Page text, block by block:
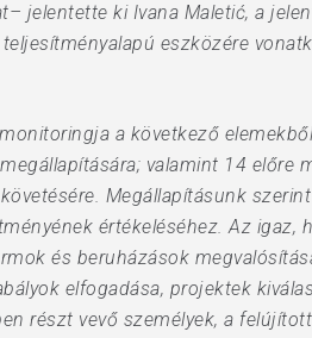
jelentette ki Ivana Maletić, a
eszközére
a következő
valamint 14 előre
Megállapításunk
értékeléséhez. Az igaz,
és beruházások
elfogadása, projektek
részt vevő személyek, a